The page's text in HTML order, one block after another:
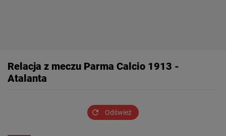
Relacja z meczu Parma Calcio 1913 -
Atalanta
Odśwież